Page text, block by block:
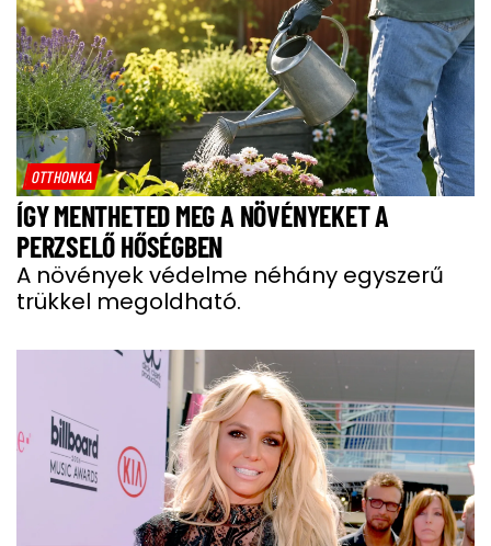
OTTHONKA
ÍGY MENTHETED MEG A NÖVÉNYEKET A
PERZSELŐ HŐSÉGBEN
A növények védelme néhány egyszerű
trükkel megoldható.